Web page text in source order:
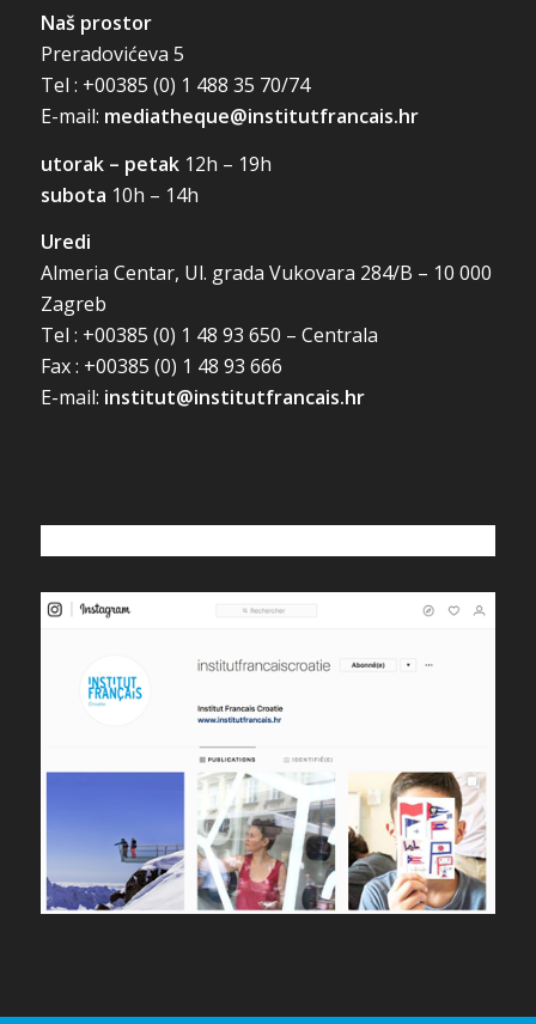
Naš prostor
Preradovićeva 5
Tel : +00385 (0) 1 488 35 70/74
E-mail: mediatheque@institutfrancais.hr
utorak – petak12h – 19h
subota 10h – 14h
Uredi
Almeria Centar, Ul. grada Vukovara 284/B – 10 000
Zagreb
Tel : +00385 (0) 1 48 93 650 – Centrala
Fax : +00385 (0) 1 48 93 666
E-mail: institut@institutfrancais.hr